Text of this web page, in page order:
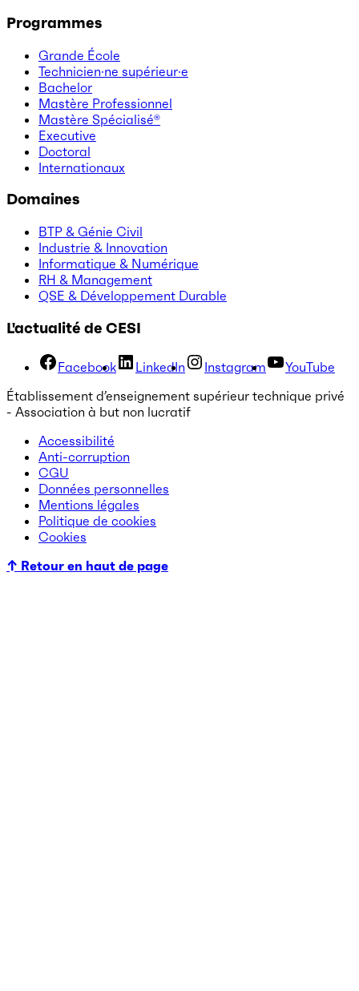
Programmes
Grande École
Technicien·ne supérieur·e
Bachelor
Mastère Professionnel
Mastère Spécialisé®
Executive
Doctoral
Internationaux
Domaines
BTP & Génie Civil
Industrie & Innovation
Informatique & Numérique
RH & Management
QSE & Développement Durable
L'actualité de CESI
Facebook LinkedIn Instagram
YouTube
Établissement d’enseignement supérieur technique privé
- Association à but non lucratif
Accessibilité
Anti-corruption
CGU
Données personnelles
Mentions légales
Politique de cookies
Cookies
↑ Retour en haut de page